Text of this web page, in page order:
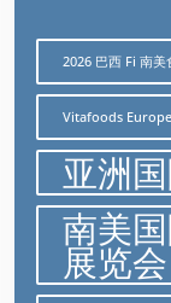
2026 巴西 Fi 南美
Vitafoods
亚洲
南美
展览会